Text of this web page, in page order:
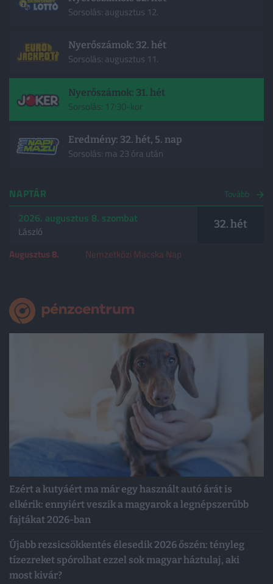
Sorsolás: augusztus 12.
Nyerőszámok: 32. hét
Sorsolás: augusztus 11.
Nyerőszámok: 31. hét
Sorsolás: 17:30-kor
Eredmény: 32. hét, 5. nap
Sorsolás: ma 23 óra után
NAPTÁR Tovább
2026. augusztus 8. szombat
László
32. hét
Augusztus 8. Nemzetközi Macska Nap
Ezért a kutyáért ma már egy használt autó árát is
elkérik: ennyiért veszik a magyarok a legnépszerűbb
fajtákat 2026-ban
Újabb rezsicsökkentés élesedik 2026 őszén: tényleg
tízezreket spórolhat ezzel sok magyar háztulaj, aki
most kivár?